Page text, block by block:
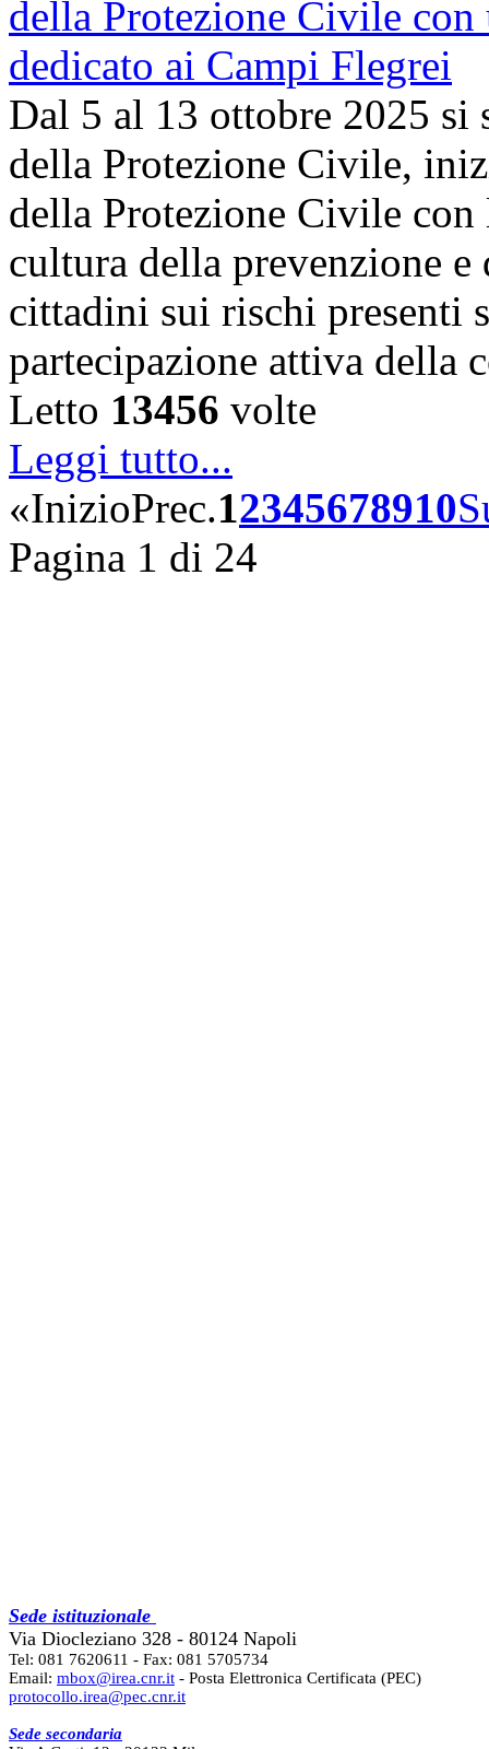
Dal 5 al 13 ottobre 2025 si
della Protezione Civile,
della Protezione Civile
cultura della prevenzione
cittadini sui rischi presenti
partecipazione attiva
Letto 13456 volte
Leggi tutto...
«InizioPrec.12345678910
Pagina 1 di 24
Sede istituzionale
Via Diocleziano 328 - 80124 Napoli
Tel: 081 7620611 - Fax: 081 5705734
Email: mbox@irea.cnr.it - Posta Elettronica Certificata (PEC)
protocollo.irea@pec.cnr.it
Sede secondaria